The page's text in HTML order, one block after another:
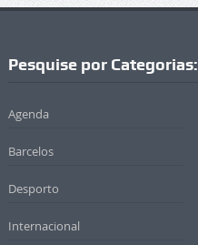
Pesquise por Categorias:
Agenda
Barcelos
Desporto
Internacional